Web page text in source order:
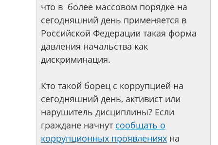
что в более массовом порядке на
сегодняшний день применяется в
Российской Федерации такая форма
давления начальства как
дискриминация.
Кто такой борец с коррупцией на
сегодняшний день, активист или
нарушитель дисциплины? Если
граждане начнут сообщать о
коррупционных проявлениях на